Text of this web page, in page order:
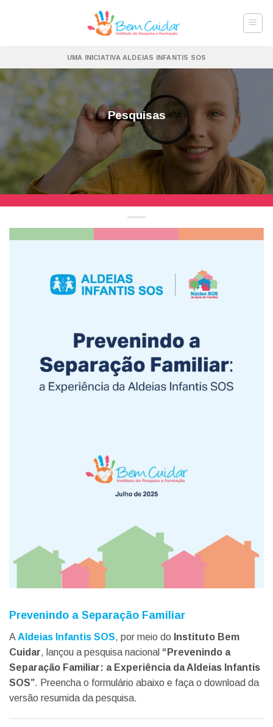
UMA INICIATIVA ALDEIAS INFANTIS SOS
Pesquisas
Prevenindo a Separação Familiar
A Aldeias Infantis SOS, por meio do Instituto Bem
Cuidar, lançou a pesquisa nacional “Prevenindo a
Separação Familiar: a Experiência da Aldeias Infantis
SOS”. Preencha o formulário abaixo e faça o download da
versão resumida da pesquisa.